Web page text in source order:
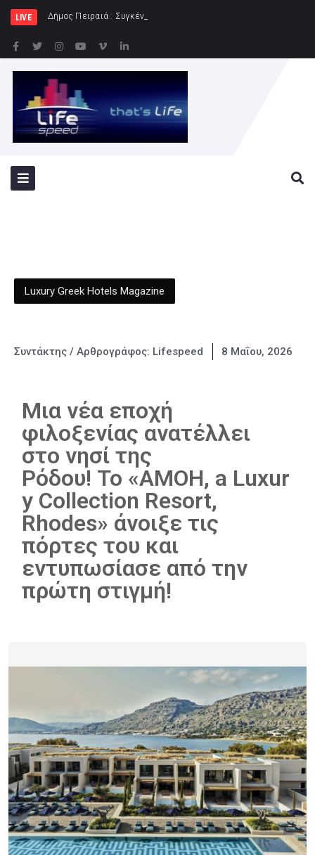
LIVE Δήμος Πειραιά : Συγκέντρωση ειδών διατροφής για
Luxury Greek Hotels Magazine
Συντάκτης / Αρθρογράφος: Lifespeed 8 Μαΐου, 2026
Μια νέα εποχή
φιλοξενίας ανατέλλει
στo νησί της
Ρόδου! Το «AMOH, a Luxur
y Collection Resort,
Rhodes» άνοιξε τις
πόρτες του και
εντυπωσίασε από την
πρώτη στιγμή!